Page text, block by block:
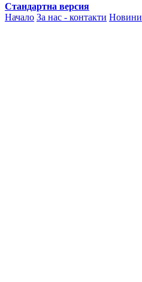
Стандартна версия
Начало За нас - контакти Новини